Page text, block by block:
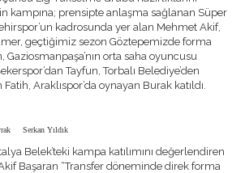
kampına; prensipte anlaşma sağlanan Süper
kadrosunda yer alan Mehmet Akif,
geçtiğimiz sezon Göztepemizde forma
orta saha oyuncusu
Tayfun, Torbalı Belediye’den
Araklıspor’da oynayan Burak katıldı.
Serkan Yıldık
Belek’teki kampa katılımını değerlendiren
Başaran “Transfer döneminde direk forma